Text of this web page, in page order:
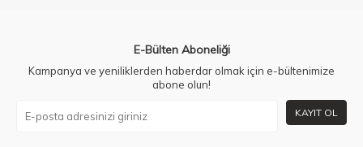
E-Bülten Aboneliği
Kampanya ve yeniliklerden haberdar olmak için e-bültenimize
abone olun!
KAYIT OL